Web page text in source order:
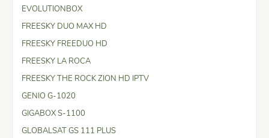
EVOLUTIONBOX
FREESKY DUO MAX HD
FREESKY FREEDUO HD
FREESKY LA ROCA
FREESKY THE ROCK ZION HD IPTV
GENIO G-1020
GIGABOX S-1100
GLOBALSAT GS 111 PLUS